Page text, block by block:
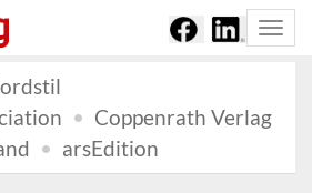
Coppenrath Verlag
arsEdition